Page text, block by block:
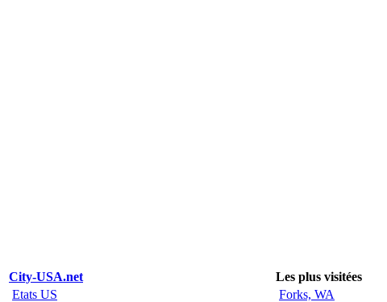
City-USA.net Les plus visitées
Etats US
Forks, WA